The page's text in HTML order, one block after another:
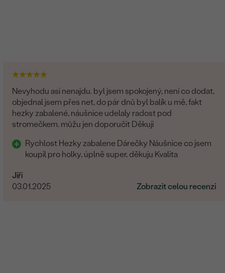
Nevyhodu asi nenajdu. byl jsem spokojený, není co dodat,
objednal jsem přes net, do pár dnů byl balík u mě, fakt
hezky zabalené, náušnice udelaly radost pod
stromečkem. můžu jen doporučit Děkuji
Rychlost Hezky zabalene Dárečky Náušnice co jsem
koupil pro holky, úplně super, děkuju Kvalita
Jiří
03.01.2025
Zobrazit celou recenzi